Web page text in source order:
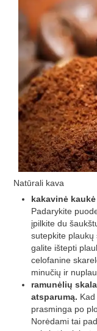
Natūrali kava
kakavinė
Padarykite
įpilkite du
sutepkite plaukų
galite ištepti
celofanine
minučių ir
ramunėlių
atsparumą.
prasminga po
Norėdami tai